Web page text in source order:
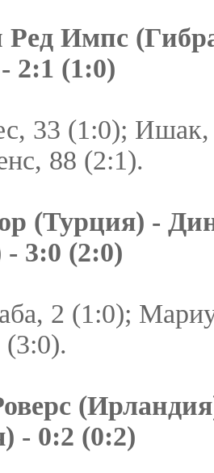
Импс
2:1 (1:0)
33 (1:0); Ишак,
88 (2:1).
(Турция) -
3:0 (2:0)
2 (1:0);
(3:0).
- 0:2 (0:2)